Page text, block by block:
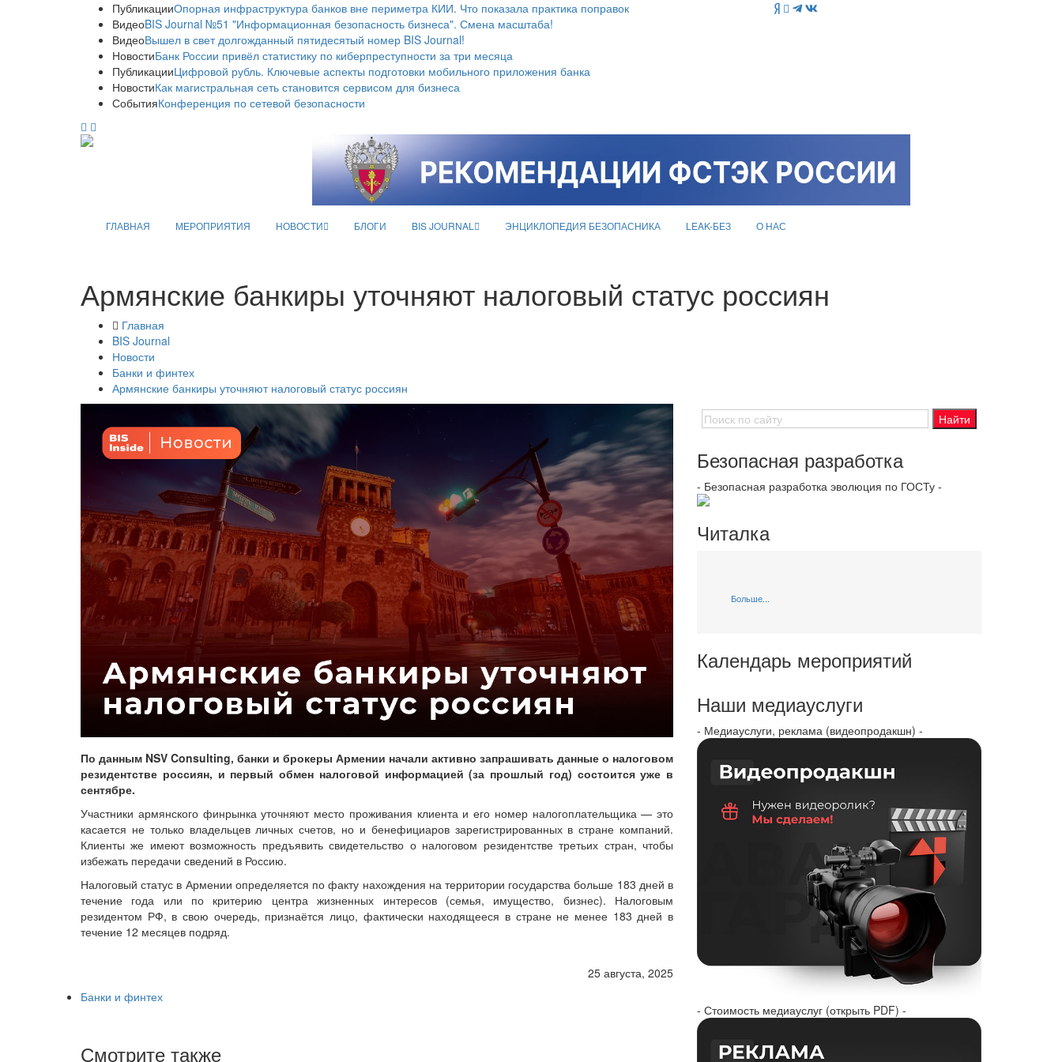
ПубликацииОпорная инфраструктура банков вне периметра КИИ. Что показала практика поправок
ВидеоBIS Journal №51 "Информационная безопасность бизнеса". Смена масштаба!
ВидеоВышел в свет долгожданный пятидесятый номер BIS Journal!
НовостиБанк России привёл статистику по киберпреступности за три месяца
ПубликацииЦифровой рубль. Ключевые аспекты подготовки мобильного приложения банка
НовостиКак магистральная сеть становится сервисом для бизнеса
СобытияКонференция по сетевой безопасности
ГЛАВНАЯ МЕРОПРИЯТИЯ НОВОСТИ БЛОГИ BIS JOURNAL ЭНЦИКЛОПЕДИЯ БЕЗОПАСНИКА LEAK-БЕЗ О НАС
Армянские банкиры уточняют налоговый статус россиян
Главная
BIS Journal
Новости
Банки и финтех
Армянские банкиры уточняют налоговый статус россиян
По данным NSV Consulting, банки и брокеры Армении начали активно запрашивать данные о налоговом
резидентстве россиян, и первый обмен налоговой информацией (за прошлый год) состоится уже в
сентябре.
Участники армянского финрынка уточняют место проживания клиента и его номер налогоплательщика — это
касается не только владельцев личных счетов, но и бенефициаров зарегистрированных в стране компаний.
Клиенты же имеют возможность предъявить свидетельство о налоговом резидентстве третьих стран, чтобы
избежать передачи сведений в Россию.
Налоговый статус в Армении определяется по факту нахождения на территории государства больше 183 дней в
течение года или по критерию центра жизненных интересов (семья, имущество, бизнес). Налоговым
резидентом РФ, в свою очередь, признаётся лицо, фактически находящееся в стране не менее 183 дней в
течение 12 месяцев подряд.
25 августа, 2025
Банки и финтех
Смотрите также
Безопасная разработка
- Безопасная разработка эволюция по ГОСТу -
Читалка
Больше...
Календарь мероприятий
Наши медиауслуги
- Медиауслуги, реклама (видеопродакшн) -
- Стоимость медиауслуг (открыть PDF) -